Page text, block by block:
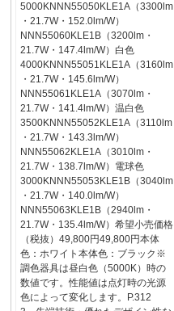
5000KNNN55050KLE1A（3300lm
・21.7W・152.0lm/W）
NNN55060KLE1B（3200lm・
21.7W・147.4lm/W）白色
4000KNNN55051KLE1A（3160lm
・21.7W・145.6lm/W）
NNN55061KLE1A（3070lm・
21.7W・141.4lm/W）温白色
3500KNNN55052KLE1A（3110lm
・21.7W・143.3lm/W）
NNN55062KLE1A（3010lm・
21.7W・138.7lm/W）電球色
3000KNNN55053KLE1B（3040lm
・21.7W・140.0lm/W）
NNN55063KLE1B（2940lm・
21.7W・135.4lm/W）希望小売価格
（税抜）49,800円49,800円本体
色：ホワイト本体色：ブラック※
調色器具は昼白色（5000K）時の
数値です。性能値は点灯時の光源
色によって変化します。P.312